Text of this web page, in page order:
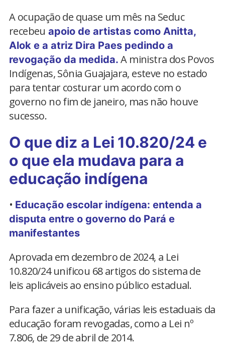
A ocupação de quase um mês na Seduc
recebeu apoio de artistas como Anitta,
Alok e a atriz Dira Paes pedindo a
revogação da medida. A ministra dos Povos
Indígenas, Sônia Guajajara, esteve no estado
para tentar costurar um acordo com o
governo no fim de janeiro, mas não houve
sucesso.
O que diz a Lei 10.820/24 e
o que ela mudava para a
educação indígena
• Educação escolar indígena: entenda a
disputa entre o governo do Pará e
manifestantes
Aprovada em dezembro de 2024, a Lei
10.820/24 unificou 68 artigos do sistema de
leis aplicáveis ao ensino público estadual.
Para fazer a unificação, várias leis estaduais da
educação foram revogadas, como a Lei nº
7.806, de 29 de abril de 2014.